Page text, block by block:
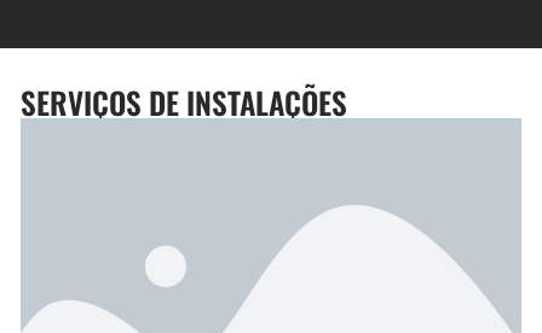
SERVIÇOS DE INSTALAÇÕES